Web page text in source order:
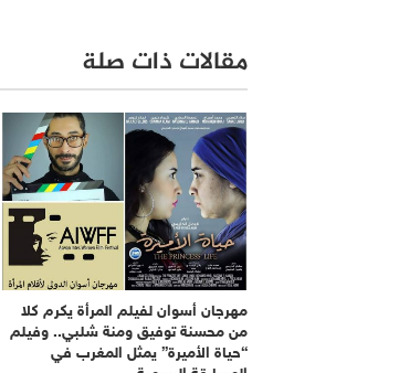
مقالات ذات صلة
مهرجان أسوان لفيلم المرأة يكرم كلا
من محسنة توفيق ومنة شلبي.. وفيلم
“حياة الأميرة” يمثل المغرب في